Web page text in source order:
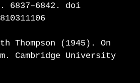
6837–6842. doi
Thompson (1945). On
Cambridge University